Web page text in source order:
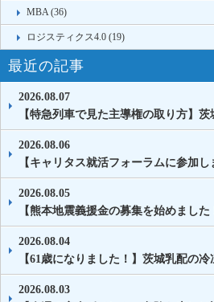
MBA (36)
ロジスティクス4.0 (19)
最近の記事
2026.08.07
【特急列車で見た主導権の取り方】
2026.08.06
【キャリタス就活フォーラムに参加
2026.08.05
【熊本地震義援金の募集を始めまし
2026.08.04
【61歳になりました！】茨城乳配の
2026.08.03